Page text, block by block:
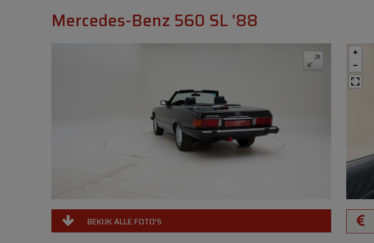
Mercedes-Benz 560 SL '88
Drag to
spin
BEKIJK ALLE FOTO'S